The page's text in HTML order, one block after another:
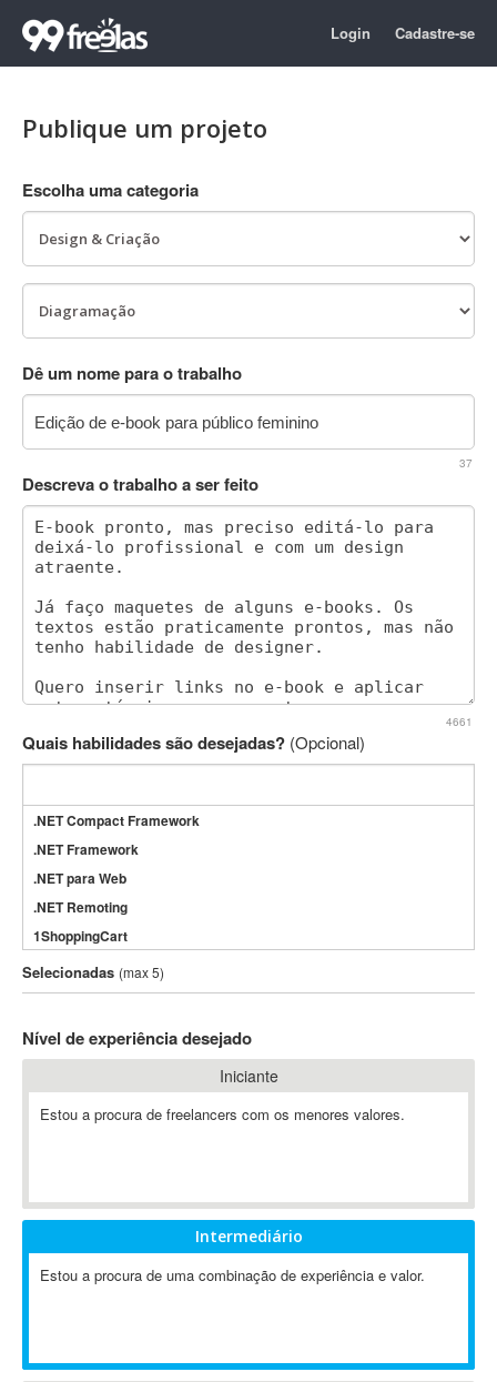
Login Cadastre-se
Publique um projeto
Escolha uma categoria
Dê um nome para o trabalho
37
Descreva o trabalho a ser feito
4661
Quais habilidades são desejadas? (Opcional)
.NET Compact Framework
.NET Framework
.NET para Web
.NET Remoting
1ShoppingCart
3DS Max
3GSM
802.11
A-GPS
ABAP
Abaqus
ABBYY FineReader
Ableton
Selecionadas (max 5)
Nível de experiência desejado
Iniciante
Estou a procura de freelancers com os menores valores.
Intermediário
Estou a procura de uma combinação de experiência e valor.